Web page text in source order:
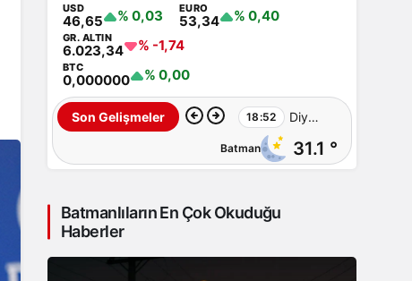
USD
46,65 % 0,03 EURO
53,34 % 0,40
GR. ALTIN
6.023,34 % -1,74
BTC
0,000000 % 0,00
Son Gelişmeler 18:52 Diyarbakır’da
Sulama
Genç
Batman 31.1 °
Batmanlıların En Çok Okuduğu
Haberler